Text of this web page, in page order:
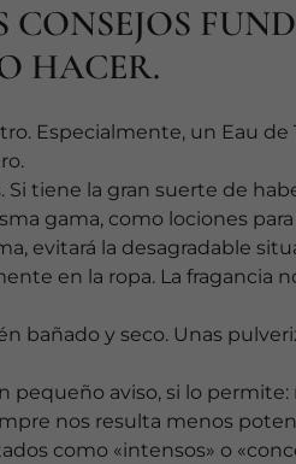
HACER.
Especialmente, un Eau
Si tiene la gran suerte de
gama, como lociones
evitará la desagradable
en la ropa. La fragancia
bañado y seco. Unas
pequeño aviso, si lo
nos resulta menos
como «intensos» o